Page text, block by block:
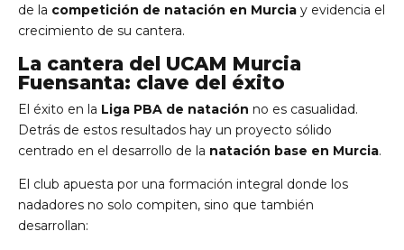
de la competición de natación en Murcia y evidencia el
crecimiento de su cantera.
La cantera del UCAM Murcia
Fuensanta: clave del éxito
El éxito en la Liga PBA de natación no es casualidad.
Detrás de estos resultados hay un proyecto sólido
centrado en el desarrollo de la natación base en Murcia.
El club apuesta por una formación integral donde los
nadadores no solo compiten, sino que también
desarrollan: